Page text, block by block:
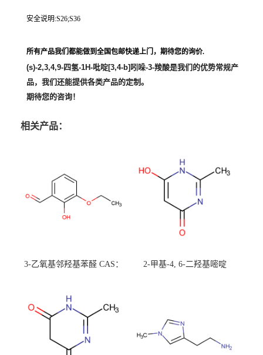
安全说明:S26;S36
所有产品我们都能做到全国包邮快递上门，期待您的询价.
(s)-2,3,4,9-四氢-1H-吡啶[3,4-b]吲哚-3-羧酸是我们的优势常规产
品，我们还能提供各类产品的定制。
期待您的咨询！
相关产品：
3-乙氧基邻羟基苯醛 CAS：
校可先用后付
2-甲基-4, 6-二羟基嘧啶